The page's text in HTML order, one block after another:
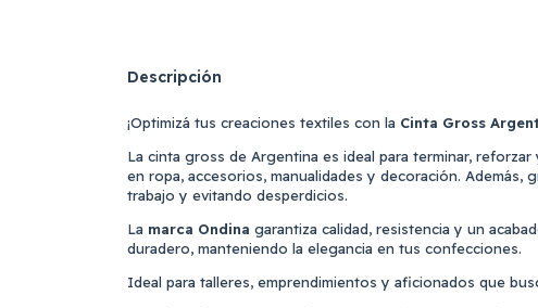
Descripción
¡Optimizá tus creaciones textiles con la Cinta Gross
La cinta gross de Argentina es ideal para terminar,
en ropa, accesorios, manualidades y decoración. Además,
trabajo y evitando desperdicios.
La marca Ondina garantiza calidad, resistencia y un
duradero, manteniendo la elegancia en tus confecciones.
Ideal para talleres, emprendimientos y aficionados que